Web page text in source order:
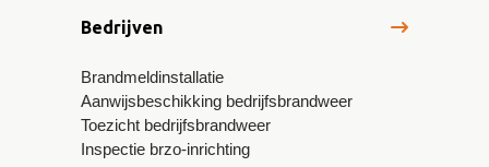
Bedrijven
Brandmeldinstallatie
Aanwijsbeschikking bedrijfsbrandweer
Toezicht bedrijfsbrandweer
Inspectie brzo-inrichting